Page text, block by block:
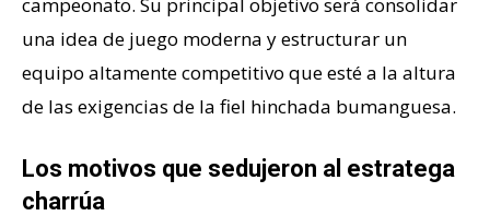
una idea de juego moderna y estructurar un
equipo altamente competitivo que esté a la altura
de las exigencias de la fiel hinchada bumanguesa.
Los motivos que sedujeron al estratega
charrúa